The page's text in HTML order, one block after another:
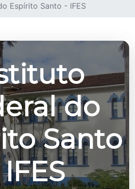
Espírito Santo - IFES
do
Santo